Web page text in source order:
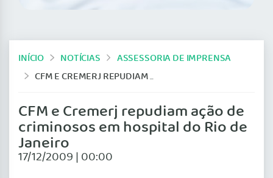
INÍCIO NOTÍCIAS
ASSESSORIA DE IMPRENSA
CFM E CREMERJ REPUDIAM AÇÃO DE CRIMINOSOS EM HOSPITAL DO RIO DE JANEIRO
CFM e Cremerj repudiam ação de
criminosos em hospital do Rio de
Janeiro
17/12/2009 | 00:00